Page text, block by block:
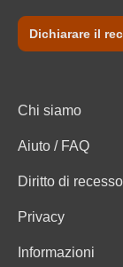
Dichiarare il
Chi siamo
Aiuto / FAQ
Diritto di recesso
Privacy
Informazioni